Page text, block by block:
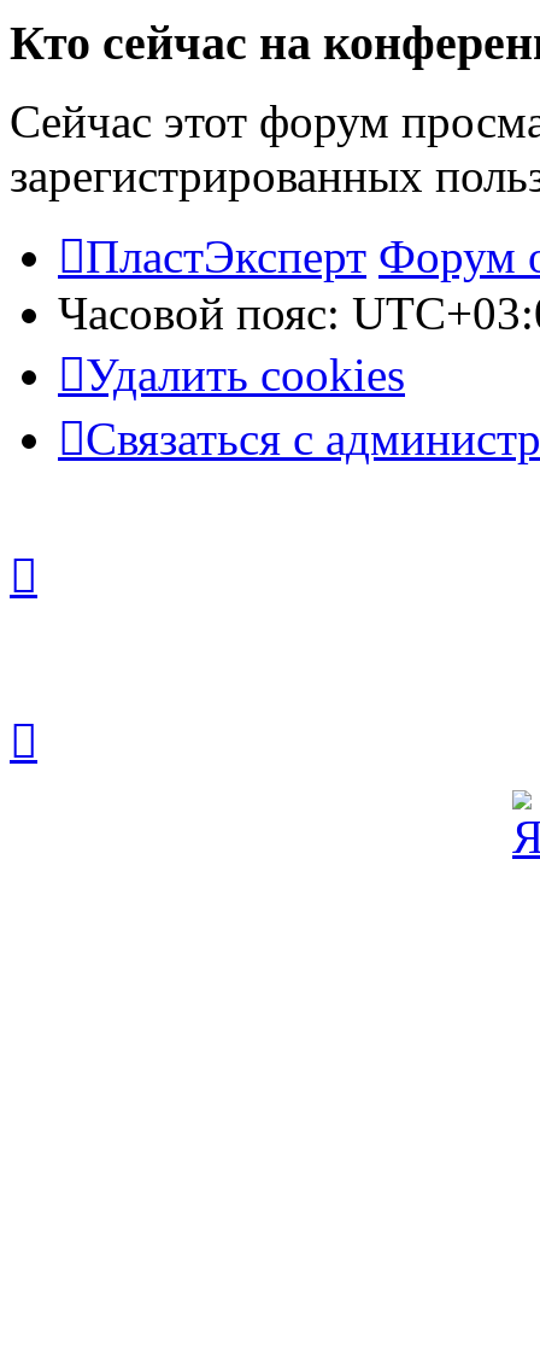
Кто сейчас на
Сейчас этот форум
зарегистрированных
ПластЭксперт Форум
Часовой пояс:
Удалить cookies
Связаться с